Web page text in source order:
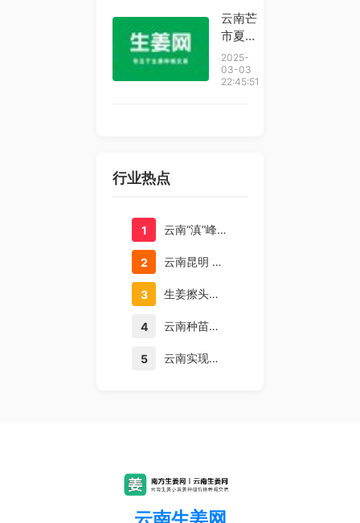
白、生
姜、白
萝卜
皮，三
样东西
种植修
复护理
训班
云南芒
市夏威
夷果迎
丰收
2025-
03-03
22:45:51
行业热点
1 云南“滇”峰赛开始啦 小伙演唱云南山歌《‌山羊打架角对角》，网友：云南山歌不会让你失望
2 云南昆明 滇池南岸稻田飘香
3 生姜擦头皮真的可以生发吗？
4 云南种苗总站开展绣球花高效栽培技术培训
5 云南实现竹根菌人工栽培